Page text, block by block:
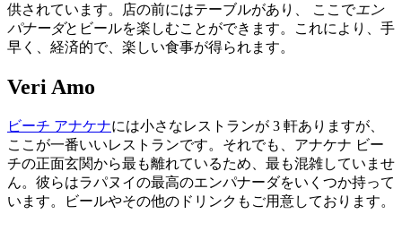
供されています。店の前にはテーブルがあり、 ここでエン
パナーダとビールを楽しむことができます。これにより、手
早く、経済的で、楽しい食事が得られます。
Veri Amo
ビーチ アナケナには小さなレストランが 3 軒ありますが、
ここが一番いいレストランです。それでも、アナケナ ビー
チの正面玄関から最も離れているため、最も混雑していませ
ん。彼らはラパヌイの最高のエンパナーダをいくつか持って
います。ビールやその他のドリンクもご用意しております。